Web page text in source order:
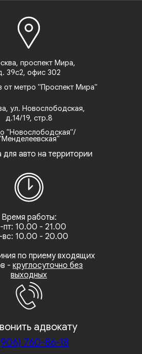
Время работы:
пт: 10.00 - 21.00
вс: 10.00 - 20.00
по приему входящих
- круглосуточно без
выходных
проспект Мира,
39с2, офис 302
ул. Новослободская,
д.14/19, стр.8
от метро "Проспект Мира"
для авто на территории
"Новослободская"/
адвокату
760-86-18